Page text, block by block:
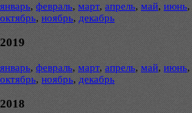
январь, февраль, март, апрель, май, июнь,
октябрь, ноябрь, декабрь
2019
январь, февраль, март, апрель, май, июнь,
октябрь, ноябрь, декабрь
2018